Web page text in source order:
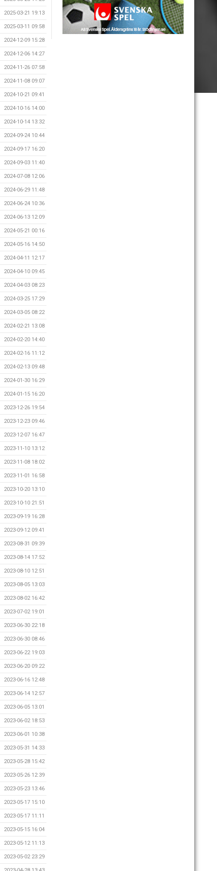
2025-03-21 19:13
2025-03-11 09:58
2024-12-09 15:28
2024-12-06 14:27
2024-11-26 07:58
2024-11-08 09:07
2024-10-21 09:41
2024-10-16 14:00
2024-10-14 13:32
2024-09-24 10:44
2024-09-17 16:20
2024-09-03 11:40
2024-07-08 12:06
2024-06-29 11:48
2024-06-24 10:36
2024-06-13 12:09
2024-05-21 00:16
2024-05-16 14:50
2024-04-11 12:17
2024-04-10 09:45
2024-04-03 08:23
2024-03-25 17:29
2024-03-05 08:22
2024-02-21 13:08
2024-02-20 14:40
2024-02-16 11:12
2024-02-13 09:48
2024-01-30 16:29
2024-01-15 16:20
2023-12-26 19:54
2023-12-23 09:46
2023-12-07 16:47
2023-11-10 13:12
2023-11-08 18:02
2023-11-01 16:58
2023-10-20 13:10
2023-10-10 21:51
2023-09-19 16:28
2023-09-12 09:41
2023-08-31 09:39
2023-08-14 17:52
2023-08-10 12:51
2023-08-05 13:03
2023-08-02 16:42
2023-07-02 19:01
2023-06-30 22:18
2023-06-30 08:46
2023-06-22 19:03
2023-06-20 09:22
2023-06-16 12:48
2023-06-14 12:57
2023-06-05 13:01
2023-06-02 18:53
2023-06-01 10:38
2023-05-31 14:33
2023-05-28 15:42
2023-05-26 12:39
2023-05-23 13:46
2023-05-17 15:10
2023-05-17 11:11
2023-05-15 16:04
2023-05-12 11:13
2023-05-02 23:29